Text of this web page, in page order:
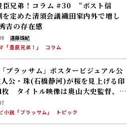
臣兄弟！コラム #30 “ポスト信
定めた清須会議――織田家内外で増し
吉の存在感
遠藤珠紀
「豊臣兄弟！」
コラム
ブラッサム」ポスタービジュアル公
公・珠(石橋静河)が桜を見上げる印
枚 タイトル映像は奥山大史監督、語
雅幸アナ 2026年度後期放送
小説「ブラッサム」
トピック